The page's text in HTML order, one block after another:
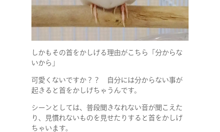
しかもその首をかしげる理由がこちら「分からな
いから」
可愛くないですか？？ 自分には分からない事が
起きると首をかしげちゃうんです。
シーンとしては、普段聞きなれない音が聞こえた
り、見慣れないものを見せたりすると首をかしげ
ちゃいます。